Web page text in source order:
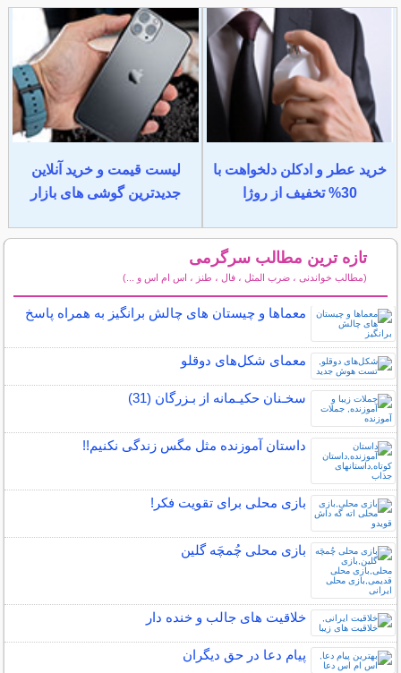
خرید عطر و ادکلن دلخواهت با
30% تخفیف از روژا
لیست قیمت و خرید آنلاین
جدیدترین گوشی های بازار
تازه ترین مطالب سرگرمی
(مطالب خواندنی ، ضرب المثل ، فال ، طنز ، اس ام اس و ...)
معماها و چیستان های چالش برانگیز به همراه پاسخ
معمای شکل‌های دوقلو
سخـنان حکیـمانه از بـزرگان (31)
داستان آموزنده مثل مگس زندگی نکنیم!!
بازی محلی برای تقویت فکر!
بازی محلی چُمچَه گلین
خلاقیت های جالب و خنده دار
پیام دعا در حق دیگران